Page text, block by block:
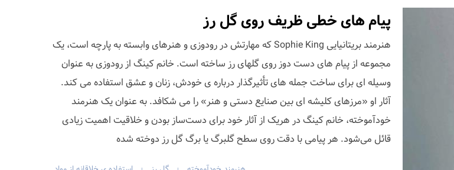
پیام های خطی ظریف روی گل رز
هنرمند بریتانیایی Sophie King که مهارتش در رودوزی و هنرهای وابسته به پارچه است، یک
مجموعه از پیام های دست دوز روی گلهای رز ساخته است. خانم کینگ از رودوزی به عنوان
وسیله ای برای ساخت جمله های تأثیرگذار درباره ی خودش، زنان و عشق استفاده می کند.
آثار او «مرزهای کلیشه ای بین صنایع دستی و هنر» را می شکافد. به عنوان یک هنرمند
خودآموخته، خانم کینگ در هریک از آثار خود برای دست‌ساز بودن و خلاقیت اهمیت زیادی
قائل می‌شود. هر پیامی با دقت روی سطح گلبرگ یا برگ گل رز دوخته شده